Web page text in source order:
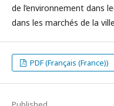
de l’environnement dans
dans les marchés de la
PDF (Français (France))